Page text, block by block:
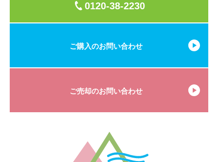
0120-38-2230
ご購入のお問い合わせ
ご売却のお問い合わせ